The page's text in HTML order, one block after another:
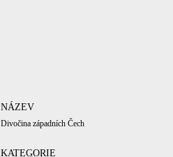
NÁZEV
Divočina západních Čech
KATEGORIE